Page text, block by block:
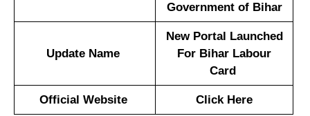
Government of Bihar
Update Name
New Portal Launched
For Bihar Labour
Card
Official Website Click Here